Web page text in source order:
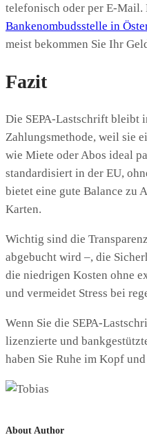
telefonisch oder per E-
Bankenombudsstelle in
meist bekommen Sie Ihr
Fazit
Die SEPA-Lastschrift bleibt
Zahlungsmethode, weil sie
wie Miete oder Abos ideal
standardisiert in der EU,
bietet eine gute Balance zu
Karten.
Wichtig sind die
abgebucht wird –, die
die niedrigen Kosten ohne
und vermeidet Stress bei
Wenn Sie die SEPA-
lizenzierte und
haben Sie Ruhe im Kopf
About Author